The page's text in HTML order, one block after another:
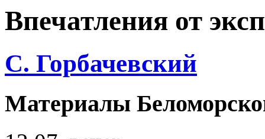
Впечатления от
С. Горбачевский
Материалы